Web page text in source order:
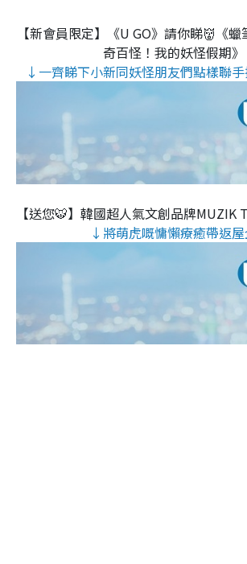
【新會員限定】《U GO》請你睇👹《
奇百怪！我的妖怪假期》
↓一齊睇下小新同妖怪朋友們點樣聯
【送您🐯】韓國超人氣文創品牌MUZIK
↓將萌虎嘅慵懶療癒帶返